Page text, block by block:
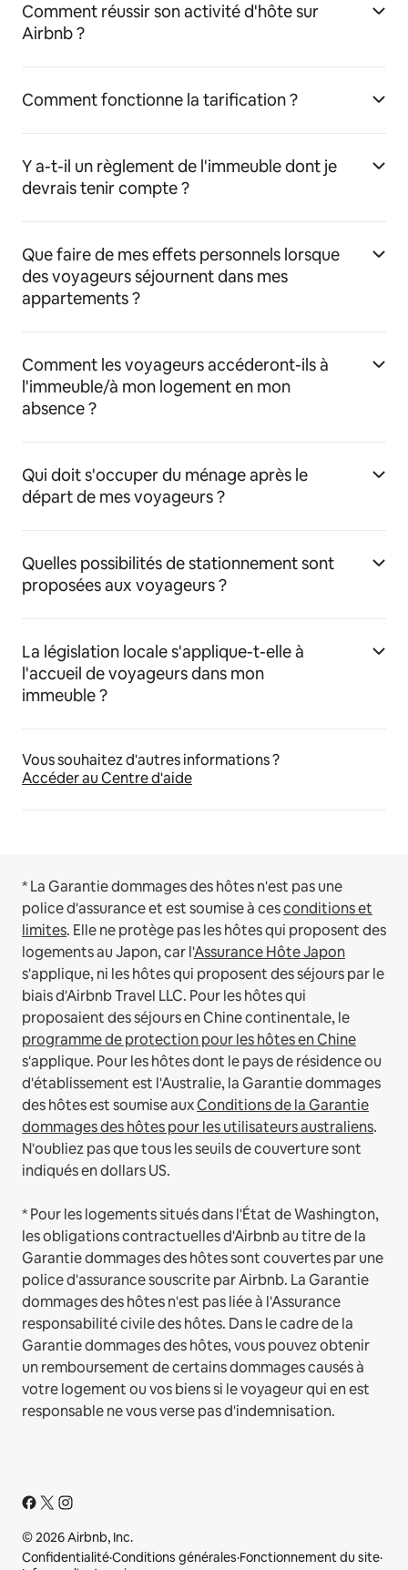
Comment réussir son activité d'hôte sur
Airbnb ?
Comment fonctionne la tarification ?
Y a-t-il un règlement de l'immeuble dont je
devrais tenir compte ?
Que faire de mes effets personnels lorsque
des voyageurs séjournent dans mes
appartements ?
Comment les voyageurs accéderont-ils à
l'immeuble/à mon logement en mon
absence ?
Qui doit s'occuper du ménage après le
départ de mes voyageurs ?
Quelles possibilités de stationnement sont
proposées aux voyageurs ?
La législation locale s'applique-t-elle à
l'accueil de voyageurs dans mon
immeuble ?
Vous souhaitez d'autres informations ?
Accéder au Centre d'aide
* La Garantie dommages des hôtes n'est pas une
police d'assurance et est soumise à cesconditions et
limites. Elle ne protège pas les hôtes qui proposent des
logements au Japon, car l'Assurance Hôte Japon
s'applique, ni les hôtes qui proposent des séjours par le
biais d'Airbnb Travel LLC. Pour les hôtes qui
proposaient des séjours en Chine continentale, le
programme de protection pour les hôtes en Chine
s'applique. Pour les hôtes dont le pays de résidence ou
d'établissement est l'Australie, la Garantie dommages
des hôtes est soumise auxConditions de la Garantie
dommages des hôtes pour les utilisateurs australiens.
N'oubliez pas que tous les seuils de couverture sont
indiqués en dollars US.
* Pour les logements situés dans l'État de Washington,
les obligations contractuelles d'Airbnb au titre de la
Garantie dommages des hôtes sont couvertes par une
police d'assurance souscrite par Airbnb. La Garantie
dommages des hôtes n'est pas liée à l'Assurance
responsabilité civile des hôtes. Dans le cadre de la
Garantie dommages des hôtes, vous pouvez obtenir
un remboursement de certains dommages causés à
votre logement ou vos biens si le voyageur qui en est
responsable ne vous verse pas d'indemnisation.
© 2026 Airbnb, Inc.
Confidentialité·Conditions générales·Fonctionnement du site·